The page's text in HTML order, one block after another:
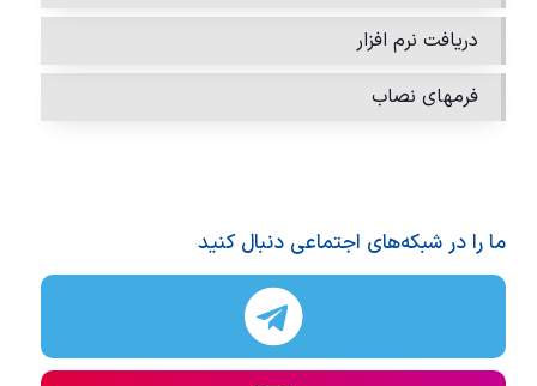
دریافت نرم افزار
فرمهای نصاب
ما را در شبکه‌های اجتماعی دنبال کنید